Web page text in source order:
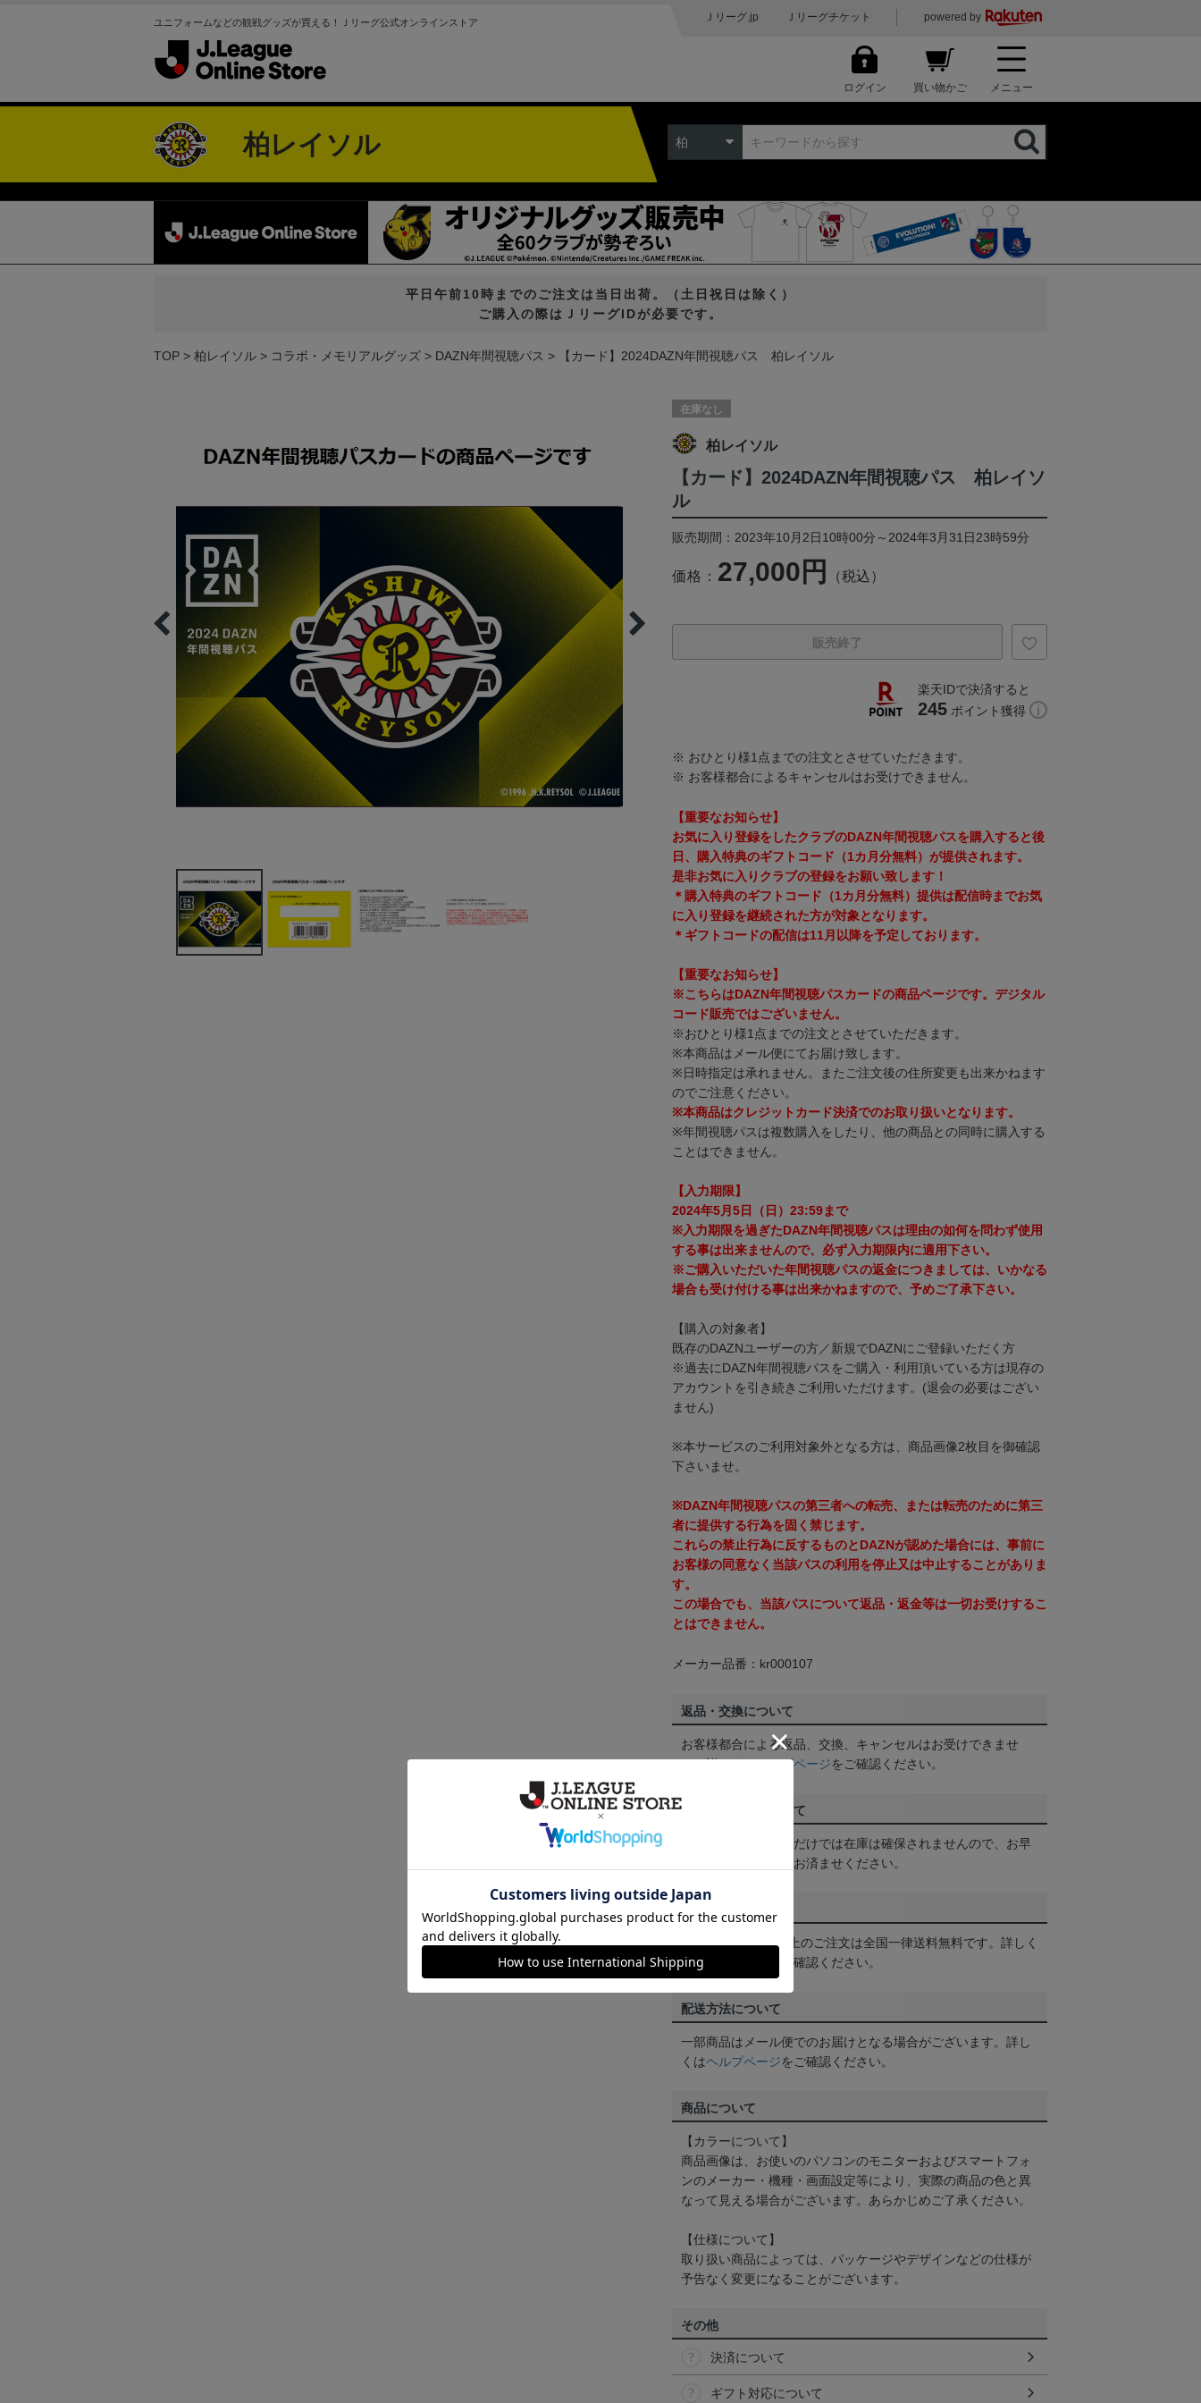
ユニフォームなどの観戦グッズが買える！Ｊリーグ公式オンラインストア Ｊリーグ.jp Ｊリーグチケット powered by
ログイン 買い物かご メニュー
柏レイソル 柏
平日午前10時までのご注文は当日出荷。（土日祝日は除く）
ご購入の際はＪリーグIDが必要です。
TOP 柏レイソル コラボ・メモリアルグッズ DAZN年間視聴パス 【カード】2024DAZN年間視聴パス 柏レイソル
在庫なし
柏レイソル
【カード】2024DAZN年間視聴パス 柏レイソ
ル
販売期間：2023年10月2日10時00分～2024年3月31日23時59分
価格： 27,000円 （税込）
販売終了
楽天IDで決済すると
245 ポイント獲得
※ おひとり様1点までの注文とさせていただきます。
※ お客様都合によるキャンセルはお受けできません。
【重要なお知らせ】
お気に入り登録をしたクラブのDAZN年間視聴パスを購入すると後
日、購入特典のギフトコード（1カ月分無料）が提供されます。
是非お気に入りクラブの登録をお願い致します！
＊購入特典のギフトコード（1カ月分無料）提供は配信時までお気
に入り登録を継続された方が対象となります。
＊ギフトコードの配信は11月以降を予定しております。
【重要なお知らせ】
※こちらはDAZN年間視聴パスカードの商品ページです。デジタル
コード販売ではございません。
※おひとり様1点までの注文とさせていただきます。
※本商品はメール便にてお届け致します。
※日時指定は承れません。またご注文後の住所変更も出来かねます
のでご注意ください。
※本商品はクレジットカード決済でのお取り扱いとなります。
※年間視聴パスは複数購入をしたり、他の商品との同時に購入する
ことはできません。
【入力期限】
2024年5月5日（日）23:59まで
※入力期限を過ぎたDAZN年間視聴パスは理由の如何を問わず使用
する事は出来ませんので、必ず入力期限内に適用下さい。
※ご購入いただいた年間視聴パスの返金につきましては、いかなる
場合も受け付ける事は出来かねますので、予めご了承下さい。
【購入の対象者】
既存のDAZNユーザーの方／新規でDAZNにご登録いただく方
※過去にDAZN年間視聴パスをご購入・利用頂いている方は現存の
アカウントを引き続きご利用いただけます。(退会の必要はござい
ません)
※本サービスのご利用対象外となる方は、商品画像2枚目を御確認
下さいませ。
※DAZN年間視聴パスの第三者への転売、または転売のために第三
者に提供する行為を固く禁じます。
これらの禁止行為に反するものとDAZNが認めた場合には、事前に
お客様の同意なく当該パスの利用を停止又は中止することがありま
す。
この場合でも、当該パスについて返品・返金等は一切お受けするこ
とはできません。
メーカー品番：kr000107
返品・交換について
お客様都合による返品、交換、キャンセルはお受けできませ
ん。詳しくはヘルプページをご確認ください。
ご注文の確定について
買い物かごに入れるだけでは在庫は確保されませんので、お早
めにご購入手続きをお済ませください。
送料について
3,980円（税込）以上のご注文は全国一律送料無料です。詳しく
はヘルプページ をご確認ください。
配送方法について
一部商品はメール便でのお届けとなる場合がございます。詳し
くはヘルプページをご確認ください。
商品について
【カラーについて】
商品画像は、お使いのパソコンのモニターおよびスマートフォ
ンのメーカー・機種・画面設定等により、実際の商品の色と異
なって見える場合がございます。あらかじめご了承ください。
【仕様について】
取り扱い商品によっては、パッケージやデザインなどの仕様が
予告なく変更になることがございます。
その他
決済について
ギフト対応について